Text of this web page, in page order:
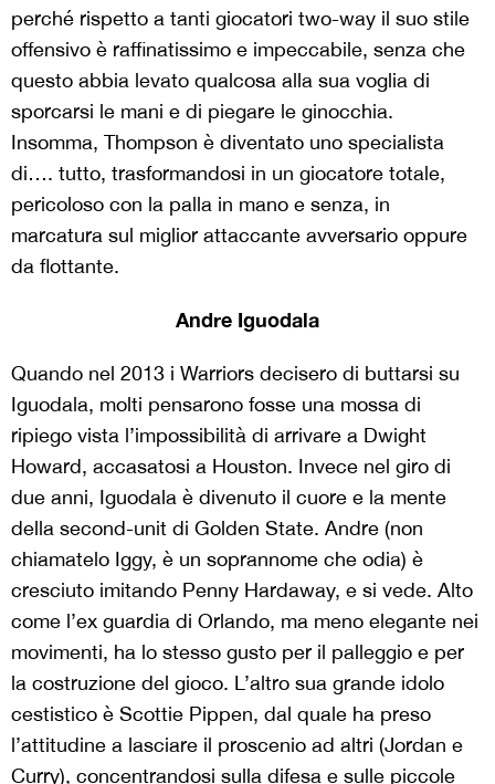
perché rispetto a tanti giocatori two-way il suo stile
offensivo è raffinatissimo e impeccabile, senza che
questo abbia levato qualcosa alla sua voglia di
sporcarsi le mani e di piegare le ginocchia.
Insomma, Thompson è diventato uno specialista
di…. tutto, trasformandosi in un giocatore totale,
pericoloso con la palla in mano e senza, in
marcatura sul miglior attaccante avversario oppure
da flottante.
Andre Iguodala
Quando nel 2013 i Warriors decisero di buttarsi su
Iguodala, molti pensarono fosse una mossa di
ripiego vista l’impossibilità di arrivare a Dwight
Howard, accasatosi a Houston. Invece nel giro di
due anni, Iguodala è divenuto il cuore e la mente
della second-unit di Golden State. Andre (non
chiamatelo Iggy, è un soprannome che odia) è
cresciuto imitando Penny Hardaway, e si vede. Alto
come l’ex guardia di Orlando, ma meno elegante nei
movimenti, ha lo stesso gusto per il palleggio e per
la costruzione del gioco. L’altro sua grande idolo
cestistico è Scottie Pippen, dal quale ha preso
l’attitudine a lasciare il proscenio ad altri (Jordan e
Curry), concentrandosi sulla difesa e sulle piccole